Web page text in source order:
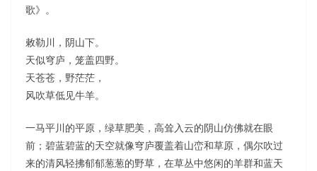
歌》。
敕勒川，阴山下。
天似穹庐，笼盖四野。
天苍苍，野茫茫，
风吹草低见牛羊。
一马平川的平原，绿草肥美，高耸入云的阴山仿佛就在眼
前；碧蓝碧蓝的天空就像穹庐覆盖着山峦和草原，偶尔吹过
来的清风轻拂郁郁葱葱的野草，在草丛中悠闲的羊群和蓝天